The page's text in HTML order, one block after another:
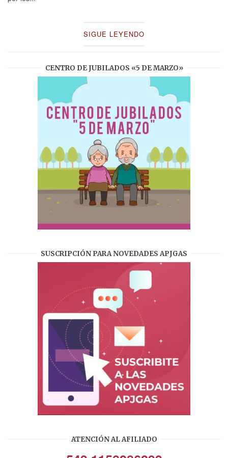
SIGUE LEYENDO
CENTRO DE JUBILADOS «5 DE MARZO»
SUSCRIPCIÓN PARA NOVEDADES APJGAS
ATENCIÓN AL AFILIADO